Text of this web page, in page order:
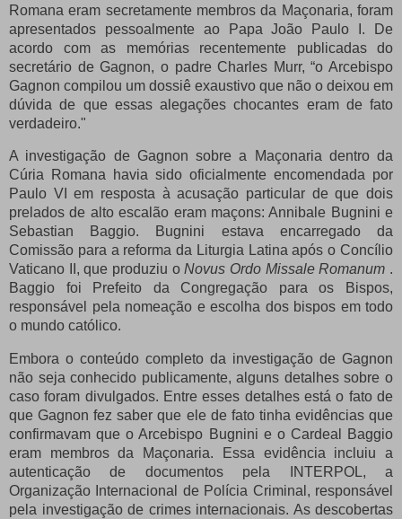
Romana eram secretamente membros da Maçonaria, foram
apresentados pessoalmente ao Papa João Paulo I. De
acordo com as memórias recentemente publicadas do
secretário de Gagnon, o padre Charles Murr, “o Arcebispo
Gagnon compilou um dossiê exaustivo que não o deixou em
dúvida de que essas alegações chocantes eram de fato
verdadeiro."
A investigação de Gagnon sobre a Maçonaria dentro da
Cúria Romana havia sido oficialmente encomendada por
Paulo VI em resposta à acusação particular de que dois
prelados de alto escalão eram maçons: Annibale Bugnini e
Sebastian Baggio.
Bugnini estava encarregado da
Comissão para a reforma da Liturgia Latina após o Concílio
Vaticano II, que produziu oNovus Ordo MissaleRomanum .
Baggio foi Prefeito da Congregação para os Bispos,
responsável pela nomeação e escolha dos bispos em todo
o mundo católico.
Embora o conteúdo completo da investigação de Gagnon
não seja conhecido publicamente, alguns detalhes sobre o
caso foram divulgados. Entre esses detalhes está o fato de
que Gagnon fez saber que ele de fato tinha evidências que
confirmavam que o Arcebispo Bugnini e o Cardeal Baggio
eram membros da Maçonaria.
Essa evidência incluiu a
autenticação de documentos pela INTERPOL, a
Organização Internacional de Polícia Criminal, responsável
pela investigação de crimes internacionais. As descobertas